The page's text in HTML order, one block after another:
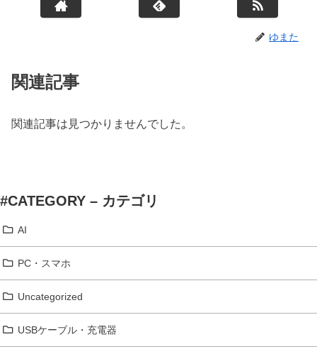
ゆまた
関連記事
関連記事は見つかりませんでした。
#CATEGORY – カテゴリ
AI
PC・スマホ
Uncategorized
USBケーブル・充電器